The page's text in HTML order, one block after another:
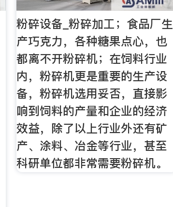
粉碎设备_粉碎加工；食品厂生
产巧克力，各种糖果点心，也
都离不开粉碎机；在饲料行业
内，粉碎机更是重要的生产设
备，粉碎机选用妥否，直接影
响到饲料的产量和企业的经济
效益，除了以上行业外还有矿
产、涂料、冶金等行业，甚至
科研单位都非常需要粉碎机。